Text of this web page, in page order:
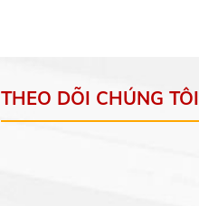
THEO DÕI CHÚNG TÔI